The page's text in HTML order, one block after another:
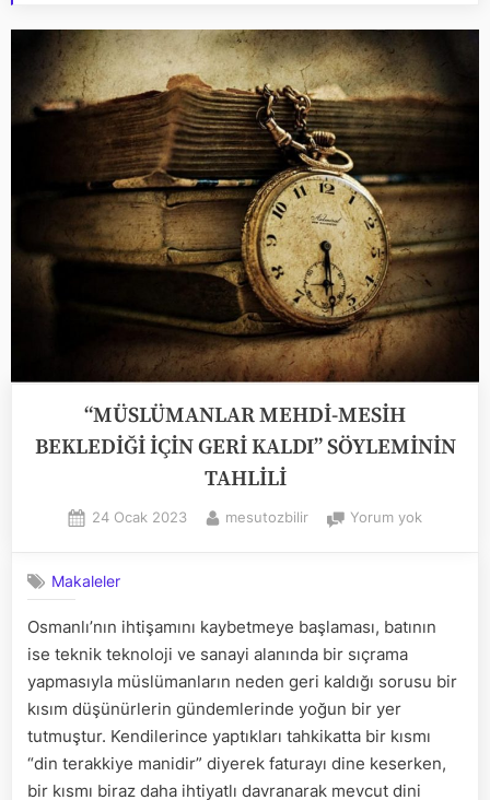
“MÜSLÜMANLAR MEHDİ-MESİH
BEKLEDİĞİ İÇİN GERİ KALDI” SÖYLEMİNİN
TAHLİLİ
Posted
24 Ocak 2023 By
mesutozbilir Yorum yok
GERİ
Makaleler
Osmanlı’nın ihtişamını kaybetmeye başlaması, batının
ise teknik teknoloji ve sanayi alanında bir sıçrama
yapmasıyla müslümanların neden geri kaldığı sorusu bir
kısım düşünürlerin gündemlerinde yoğun bir yer
tutmuştur. Kendilerince yaptıkları tahkikatta bir kısmı
“din terakkiye manidir” diyerek faturayı dine keserken,
bir kısmı biraz daha ihtiyatlı davranarak mevcut dini